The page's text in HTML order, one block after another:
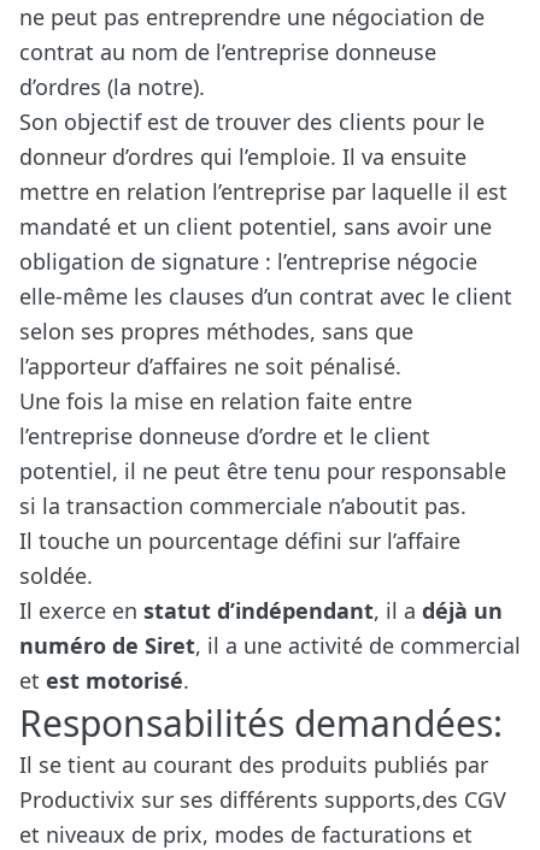
ne peut pas entreprendre une négociation de
contrat au nom de l’entreprise donneuse
d’ordres (la notre).
Son objectif est de trouver des clients pour le
donneur d’ordres qui l’emploie. Il va ensuite
mettre en relation l’entreprise par laquelle il est
mandaté et un client potentiel, sans avoir une
obligation de signature : l’entreprise négocie
elle-même les clauses d’un contrat avec le client
selon ses propres méthodes, sans que
l’apporteur d’affaires ne soit pénalisé.
Une fois la mise en relation faite entre
l’entreprise donneuse d’ordre et le client
potentiel, il ne peut être tenu pour responsable
si la transaction commerciale n’aboutit pas.
Il touche un pourcentage défini sur l’affaire
soldée.
Il exerce en statut d’indépendant, il a déjà un
numéro de Siret, il a une activité de commercial
et est motorisé.
Responsabilités demandées:
Il se tient au courant des produits publiés par
Productivix sur ses différents supports,des CGV
et niveaux de prix, modes de facturations et